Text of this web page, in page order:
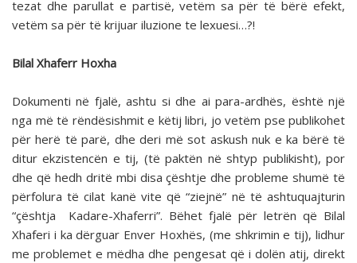
tezat dhe parullat e partisë, vetëm sa për të bërë efekt,
vetëm sa për të krijuar iluzione te lexuesi…?!
Bilal Xhaferr Hoxha
Dokumenti në fjalë, ashtu si dhe ai para-ardhës, është një
nga më të rëndësishmit e këtij libri, jo vetëm pse publikohet
për herë të parë, dhe deri më sot askush nuk e ka bërë të
ditur ekzistencën e tij, (të paktën në shtyp publikisht), por
dhe që hedh dritë mbi disa çështje dhe probleme shumë të
përfolura të cilat kanë vite që “ziejnë” në të ashtuquajturin
“çështja Kadare-Xhaferri”. Bëhet fjalë për letrën që Bilal
Xhaferi i ka dërguar Enver Hoxhës, (me shkrimin e tij), lidhur
me problemet e mëdha dhe pengesat që i dolën atij, direkt